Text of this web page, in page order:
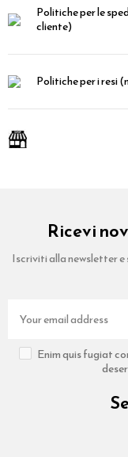
Politiche per le
cliente)
Politiche per i resi
Ricevi
Iscriviti alla newsletter
Enim quis fugiat